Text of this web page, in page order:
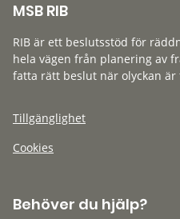
MSB RIB
RIB är ett beslutsstöd för
hela vägen från planering av
fatta rätt beslut när olyckan är
Tillgänglighet
Cookies
Behöver du hjälp?